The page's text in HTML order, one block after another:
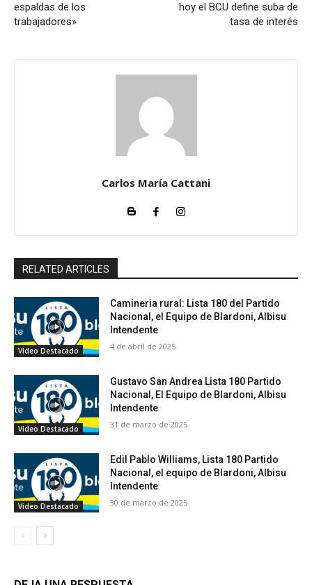
espaldas de los
trabajadores»
hoy el BCU define suba de
tasa de interés
Carlos María Cattani
RELATED ARTICLES
Video Destacado
Camineria rural: Lista 180 del Partido
Nacional, el Equipo de Blardoni, Albisu
Intendente
4 de abril de 2025
Video Destacado
Gustavo San Andrea Lista 180 Partido
Nacional, El Equipo de Blardoni, Albisu
Intendente
31 de marzo de 2025
Video Destacado
Edil Pablo Williams, Lista 180 Partido
Nacional, el equipo de Blardoni, Albisu
Intendente
30 de marzo de 2025